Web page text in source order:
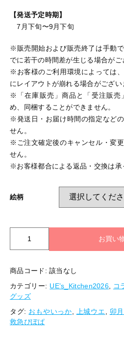
【発送予定時期】
7月下旬〜9月下旬
※販売開始および販売終了は手動
でに若干の時間差が生じる場合がご
※お客様のご利用環境によっては
にレイアウトが崩れる場合がござい
※「在庫販売」商品と「受注販売
め、同梱することができません。
※発送日・お届け時間の指定など
せん。
※ご注文確定後のキャンセル・変
せん。
※お客様都合による返品・交換は承
絵柄
【UE’s_Kitchen2026】
キ
ン
バ
ス
キ
お買い
商品コード:該当なし
カテゴリー: UE’s_Kitchen2026, コ
グッズ
タグ: おもやいっか, 上城ウエ, 卯
救急ぴぽぱ